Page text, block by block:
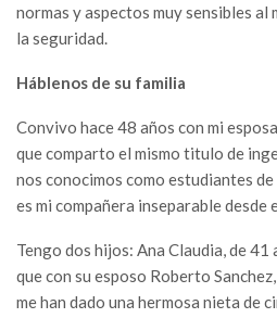
normas y aspectos muy sensibles al
la seguridad.
Háblenos de su familia
Convivo hace 48 años con mi
que comparto el mismo titulo de
nos conocimos como estudiantes
es mi compañera inseparable desde
Tengo dos hijos: Ana Claudia, de
que con su esposo Roberto
me han dado una hermosa nieta de